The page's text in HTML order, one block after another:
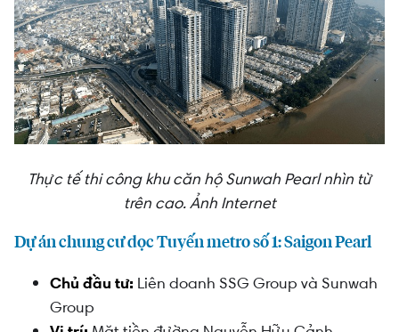
Thực tế thi công khu căn hộ Sunwah Pearl nhìn từ
trên cao. Ảnh Internet
Dự án chung cư dọc Tuyến metro số 1: Saigon Pearl
Chủ đầu tư: Liên doanh SSG Group và Sunwah
Group